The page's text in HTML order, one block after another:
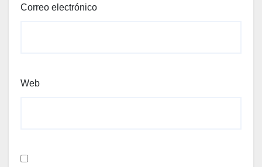
Correo electrónico
Web